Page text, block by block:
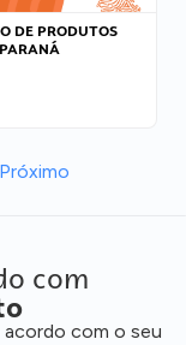
DE PRODUTOS
Próximo
com
acordo com o seu